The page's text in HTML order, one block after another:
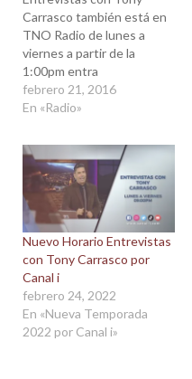
Carrasco también está en
TNO Radio de lunes a
viernes a partir de la
1:00pm entra
en www.tnoradio.com y
podrás escuchar y ver
diarios en Vivo
febrero 21, 2016
En «Radio»
Nuevo Horario Entrevistas
con Tony Carrasco por
Canal i
febrero 24, 2022
En «Nueva Temporada
2022 por Canal i»